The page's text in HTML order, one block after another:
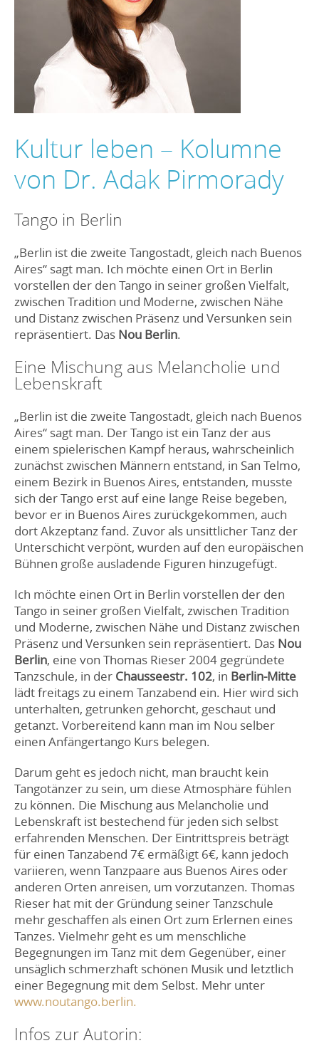
Kultur leben – Kolumne
von Dr. Adak Pirmorady
Tango in Berlin
„Berlin ist die zweite Tangostadt, gleich nach Buenos
Aires“ sagt man. Ich möchte einen Ort in Berlin
vorstellen der den Tango in seiner großen Vielfalt,
zwischen Tradition und Moderne, zwischen Nähe
und Distanz zwischen Präsenz und Versunken sein
repräsentiert. Das Nou Berlin.
Eine Mischung aus Melancholie und
Lebenskraft
„Berlin ist die zweite Tangostadt, gleich nach Buenos
Aires“ sagt man. Der Tango ist ein Tanz der aus
einem spielerischen Kampf heraus, wahrscheinlich
zunächst zwischen Männern entstand, in San Telmo,
einem Bezirk in Buenos Aires, entstanden, musste
sich der Tango erst auf eine lange Reise begeben,
bevor er in Buenos Aires zurückgekommen, auch
dort Akzeptanz fand. Zuvor als unsittlicher Tanz der
Unterschicht verpönt, wurden auf den europäischen
Bühnen große ausladende Figuren hinzugefügt.
Ich möchte einen Ort in Berlin vorstellen der den
Tango in seiner großen Vielfalt, zwischen Tradition
und Moderne, zwischen Nähe und Distanz zwischen
Präsenz und Versunken sein repräsentiert. Das Nou
Berlin, eine von Thomas Rieser 2004 gegründete
Tanzschule, in der Chausseestr. 102, in Berlin-Mitte
lädt freitags zu einem Tanzabend ein. Hier wird sich
unterhalten, getrunken gehorcht, geschaut und
getanzt. Vorbereitend kann man im Nou selber
einen Anfängertango Kurs belegen.
Darum geht es jedoch nicht, man braucht kein
Tangotänzer zu sein, um diese Atmosphäre fühlen
zu können. Die Mischung aus Melancholie und
Lebenskraft ist bestechend für jeden sich selbst
erfahrenden Menschen. Der Eintrittspreis beträgt
für einen Tanzabend 7€ ermäßigt 6€, kann jedoch
variieren, wenn Tanzpaare aus Buenos Aires oder
anderen Orten anreisen, um vorzutanzen. Thomas
Rieser hat mit der Gründung seiner Tanzschule
mehr geschaffen als einen Ort zum Erlernen eines
Tanzes. Vielmehr geht es um menschliche
Begegnungen im Tanz mit dem Gegenüber, einer
unsäglich schmerzhaft schönen Musik und letztlich
einer Begegnung mit dem Selbst. Mehr unter
www.noutango.berlin.
Infos zur Autorin: